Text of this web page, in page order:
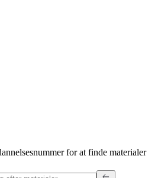
for at finde materialer